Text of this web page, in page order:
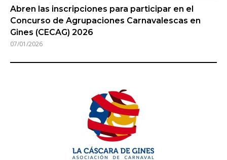
Abren las inscripciones para participar en el
Concurso de Agrupaciones Carnavalescas en
Gines (CECAG) 2026
07/01/2026